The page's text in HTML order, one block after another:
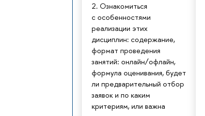
2. Ознакомиться
с особенностями
реализации этих
дисциплин: содержание,
формат проведения
занятий: онлайн/офлайн,
формула оценивания, будет
ли предварительный отбор
заявок и по каким
критериям, или важна